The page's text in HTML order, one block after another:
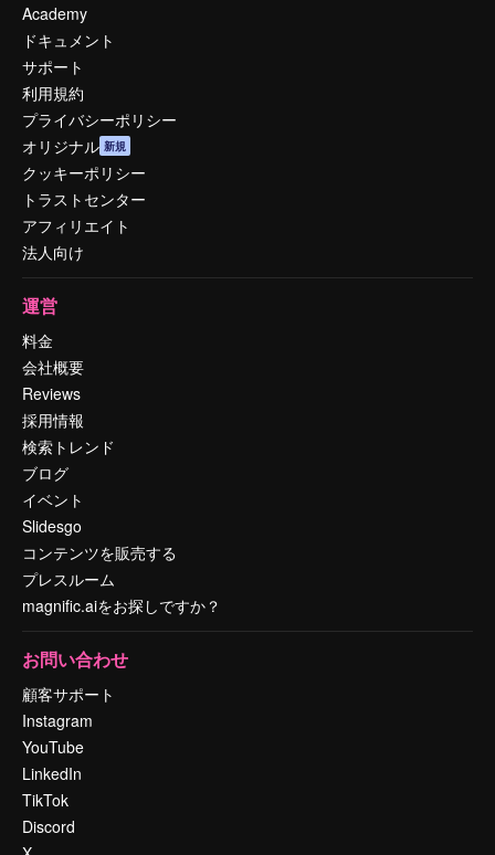
Academy
ドキュメント
サポート
利用規約
プライバシーポリシー
オリジナル 新規
クッキーポリシー
トラストセンター
アフィリエイト
法人向け
運営
料金
会社概要
Reviews
採用情報
検索トレンド
ブログ
イベント
Slidesgo
コンテンツを販売する
プレスルーム
magnific.aiをお探しですか？
お問い合わせ
顧客サポート
Instagram
YouTube
LinkedIn
TikTok
Discord